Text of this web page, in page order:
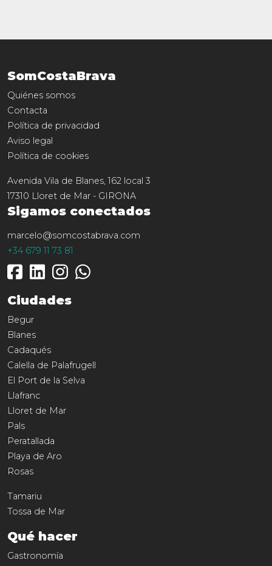
SomCostaBrava
Quiénes somos
Contacta
Política de privacidad
Aviso legal
Política de cookies
Avenida Vila de Blanes, 162 local 3
17310 Lloret de Mar - GIRONA
Sigamos conectados
marcelo@somcostabrava.com
+34 679 11 73 81
Ciudades
Begur
Blanes
Cadaqués
Calella de Palafrugell
El Port de la Selva
Llafranc
Lloret de Mar
Pals
Peratallada
Playa de Aro
Rosas
Tamariu
Tossa de Mar
Qué hacer
Gastronomía